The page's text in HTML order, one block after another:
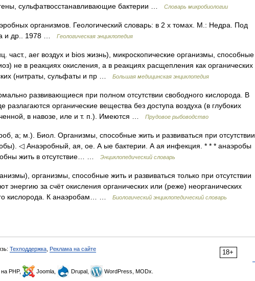
сульфатвосстанавливающие бактерии …
Словарь микробиологии
организмов. Геологический словарь: в 2 х томах. М.: Недра. Под
и др.. 1978 …
Геологическая энциклопедия
част., аег воздух и bios жизнь), микроскопические организмы, способные
не в реакциях окисления, а в реакциях расщепления как органических
(нитраты, сульфаты и пр …
Большая медицинская энциклопедия
развивающиеся при полном отсутствии свободного кислорода. В
разлагаются органические вещества без доступа воздуха (в глубоких
в навозе, иле и т. п.). Имеются …
Прудовое рыбоводство
а; м.). Биол. Организмы, способные жить и развиваться при отсутствии
◁ Анаэробный, ая, ое. А ые бактерии. А ая инфекция. * * * анаэробы
жить в отсутствие… …
Энциклопедический словарь
организмы, способные жить и развиваться только при отсутствии
энергию за счёт окисления органических или (реже) неорганических
кислорода. К анаэробам… …
Биологический энциклопедический словарь
18+
Техподдержка Реклама на сайте
PHP, Joomla, Drupal, WordPress, MODx.